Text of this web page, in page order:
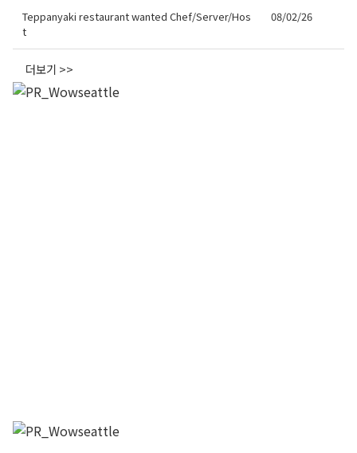
Teppanyaki restaurant wanted Chef/Server/Hos
t
08/02/26
더보기 >>